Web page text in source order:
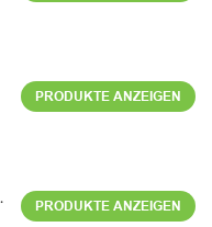
PRODUKTE ANZEIGEN
PRODUKTE ANZEIGEN